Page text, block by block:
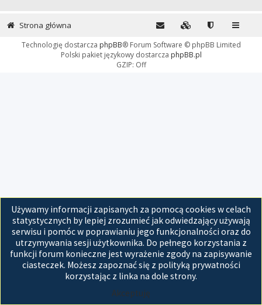
Używamy informacji zapisanych za pomocą cookies w celach
statystycznych by lepiej zrozumieć jak odwiedzający używają
serwisu i pomóc w poprawianiu jego funkcjonalności oraz do
utrzymywania sesji użytkownika. Do pełnego korzystania z
funkcji forum konieczne jest wyrażenie zgody na zapisywanie
ciasteczek. Możesz zapoznać się z polityką prywatności
korzystając z linka na dole strony.
Akceptuję
Strona główna
Technologię dostarcza phpBB® Forum Software © phpBB Limited
Polski pakiet językowy dostarcza phpBB.pl
GZIP: Off